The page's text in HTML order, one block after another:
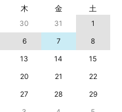
木 金 土
30 31
1
6 7
8
13 14
15
20 21
22
27 28
29